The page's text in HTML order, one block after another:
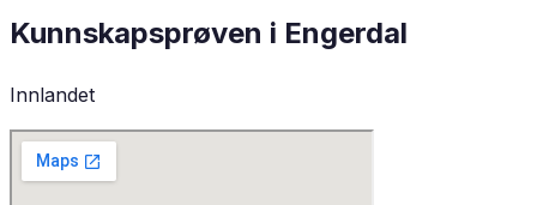
Kunnskapsprøven i Engerdal
Innlandet